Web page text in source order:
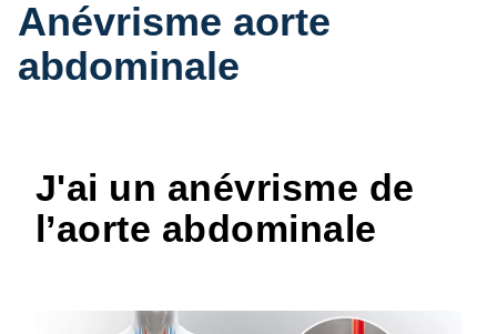
Anévrisme aorte
abdominale
J'ai un anévrisme de
l’aorte abdominale